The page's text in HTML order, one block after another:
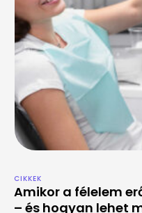
CIKKEK
Amikor a félelem
– és hogyan lehet